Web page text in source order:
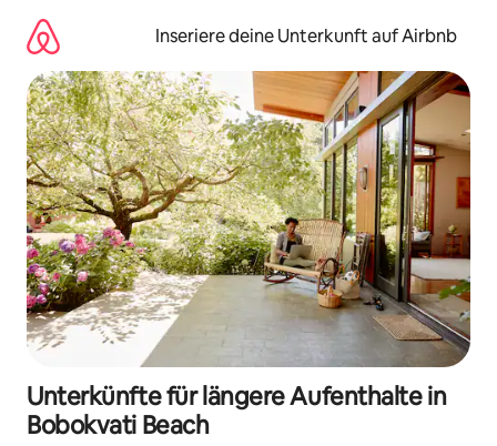
Inhalten
springen
Inseriere deine Unterkunft auf Airbnb
Unterkünfte für längere Aufenthalte in
Bobokvati Beach